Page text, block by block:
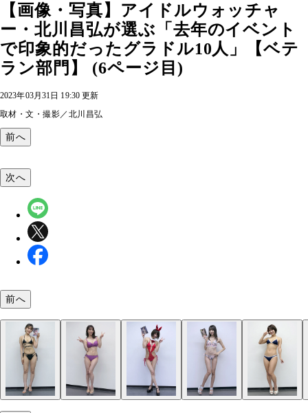
【画像・写真】アイドルウォッチャ
ー・北川昌弘が選ぶ「去年のイベント
で印象的だったグラドル10人」【ベテ
ラン部門】 (6ページ目)
2023年03月31日 19:30 更新
取材・文・撮影／北川昌弘
前へ
次へ
前へ